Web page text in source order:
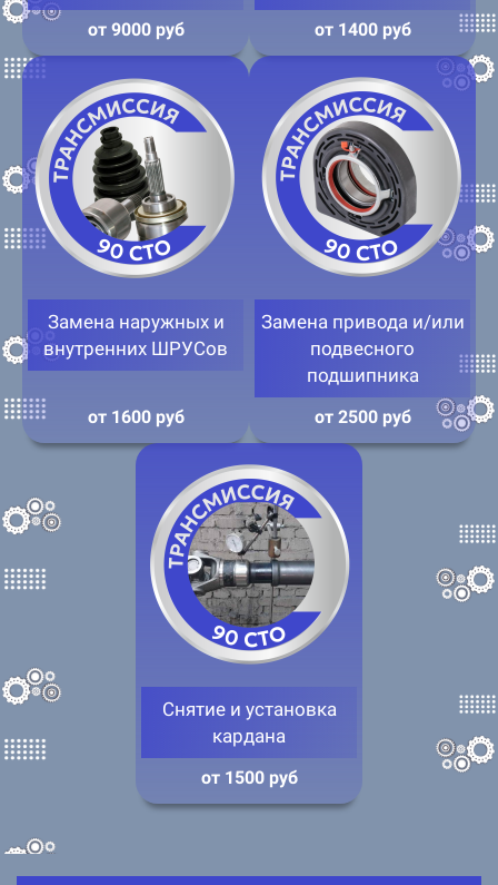
от 9000 руб от 1400 руб
Замена наружных и
внутренних ШРУСов
от 1600 руб
Замена привода и/или
подвесного
подшипника
от 2500 руб
Снятие и установка
кардана
от 1500 руб